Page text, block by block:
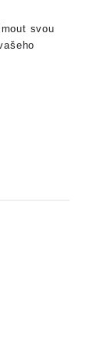
svou